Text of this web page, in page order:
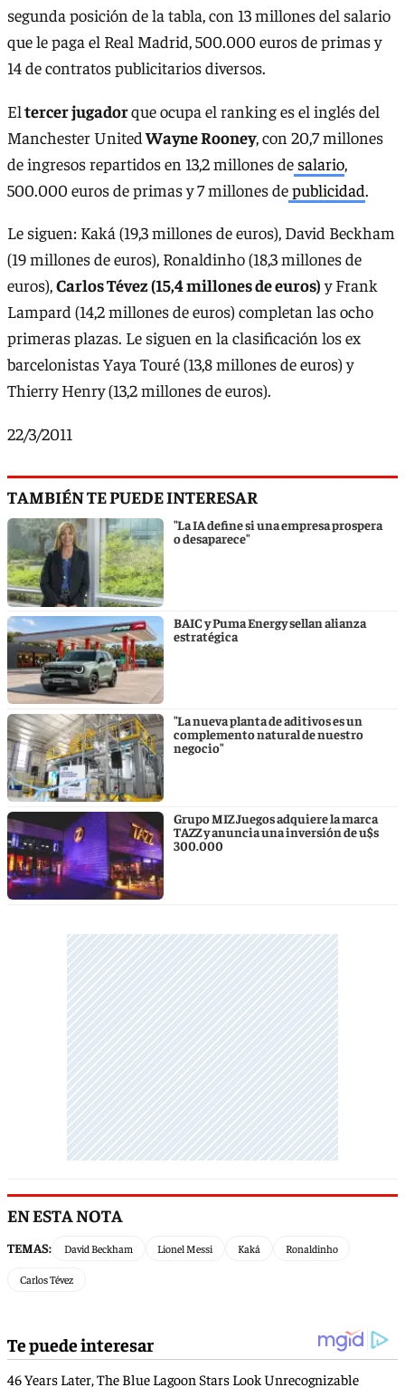
segunda posición de la tabla, con 13 millones del salario
que le paga el Real Madrid, 500.000 euros de primas y
14 de contratos publicitarios diversos.
Eltercer jugadorque ocupa el ranking es el inglés del
Manchester UnitedWayne Rooney, con 20,7 millones
de ingresos repartidos en 13,2 millones de salario
500.000 euros de primas y 7 millones depublicidad.
Le siguen: Kaká (19,3 millones de euros), David Beckham
(19 millones de euros), Ronaldinho (18,3 millones de
euros),Carlos Tévez (15,4 millones de euros)y Frank
Lampard (14,2 millones de euros) completan las ocho
primeras plazas. Le siguen en la clasificación los ex
barcelonistas Yaya Touré (13,8 millones de euros) y
Thierry Henry (13,2 millones de euros).
22/3/2011
TAMBIÉN TE PUEDE INTERESAR
"La IA define si una empresa prospera
o desaparece"
BAIC y Puma Energy sellan alianza
estratégica
"La nueva planta de aditivos es un
complemento natural de nuestro
negocio"
Grupo MIZ Juegos adquiere la marca
TAZZ y anuncia una inversión de u$s
300.000
EN ESTA NOTA
TEMAS: David Beckham Lionel Messi Kaká Ronaldinho
Carlos Tévez